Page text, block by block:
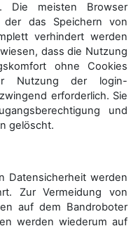
Die meisten Browser
das Speichern von
verhindert werden
dass die Nutzung
ohne Cookies
Nutzung der login-
erforderlich. Sie
und
gelöscht.
Datensicherheit werden
Zur Vermeidung von
auf dem Bandroboter
werden wiederum auf